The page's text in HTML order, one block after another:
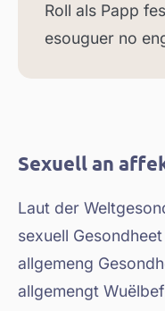
Roll als Papp
esouguer no
Sexuell an
Laut der
sexuell
allgemeng
allgemengt